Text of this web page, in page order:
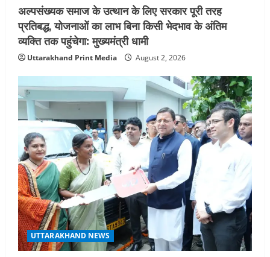
अल्पसंख्यक समाज के उत्थान के लिए सरकार पूरी तरह
प्रतिबद्ध, योजनाओं का लाभ बिना किसी भेदभाव के अंतिम
व्यक्ति तक पहुंचेगा: मुख्यमंत्री धामी
Uttarakhand Print Media August 2, 2026
UTTARAKHAND NEWS